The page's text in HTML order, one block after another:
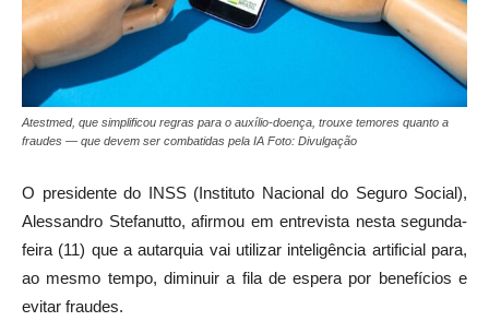
Atestmed, que simplificou regras para o auxílio-doença, trouxe temores quanto a
fraudes — que devem ser combatidas pela IA Foto: Divulgação
O presidente do INSS (Instituto Nacional do Seguro Social),
Alessandro Stefanutto, afirmou em entrevista nesta segunda-
feira (11) que a autarquia vai utilizar inteligência artificial para,
ao mesmo tempo, diminuir a fila de espera por benefícios e
evitar fraudes.